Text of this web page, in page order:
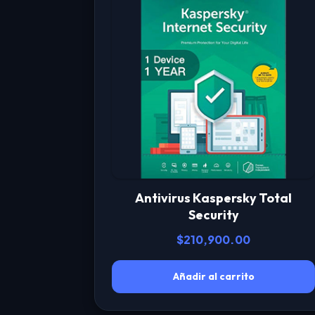
Antivirus Kaspersky Total
Security
$210,900.00
Añadir al carrito